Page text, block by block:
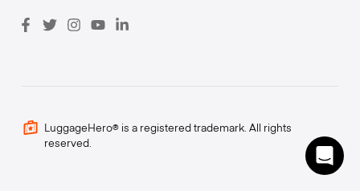
LuggageHero® is a registered trademark. All rights
reserved.